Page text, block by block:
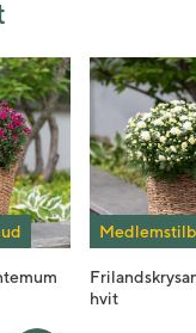
hvit